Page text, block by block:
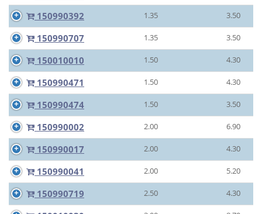
150990392 1.35 3.50
150990707 1.35 3.50
150010010 1.50 4.30
150990471 1.50 4.30
150990474 1.50 3.50
150990002 2.00 6.90
150990017 2.00 4.30
150990041 2.00 5.20
150990719 2.50 4.30